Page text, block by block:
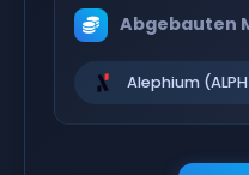
Abgebauten
Alephium